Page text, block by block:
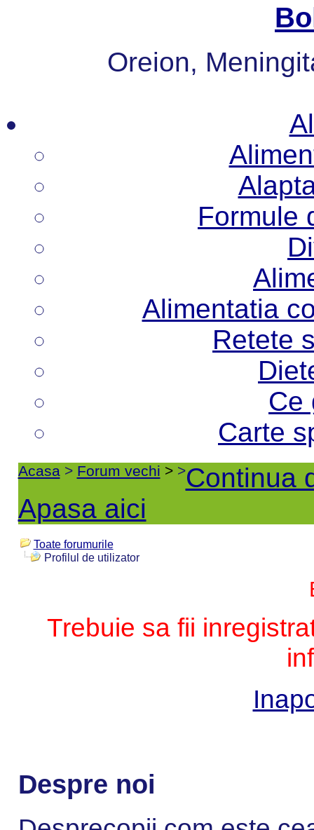
Oreion,
Formule
Alimentatia
Retete
Ce
Carte
Acasa> Forum vechi > >Continua
Apasa aici
Toate forumurile
Profilul de utilizator
Trebuie sa fii
Despre noi